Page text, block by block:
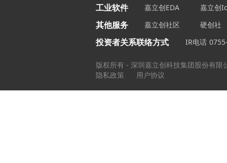
工业软件 嘉立创EDA 嘉立创
其他服务 嘉立创社区 硬创社
投资者关系联络方式 IR电话
版权所有 - 深圳嘉立创科技集团股份有限
隐私政策
用户协议